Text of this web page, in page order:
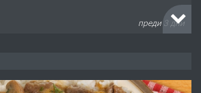
преди 4 дни